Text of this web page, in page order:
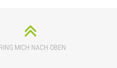
MICH NACH OBEN